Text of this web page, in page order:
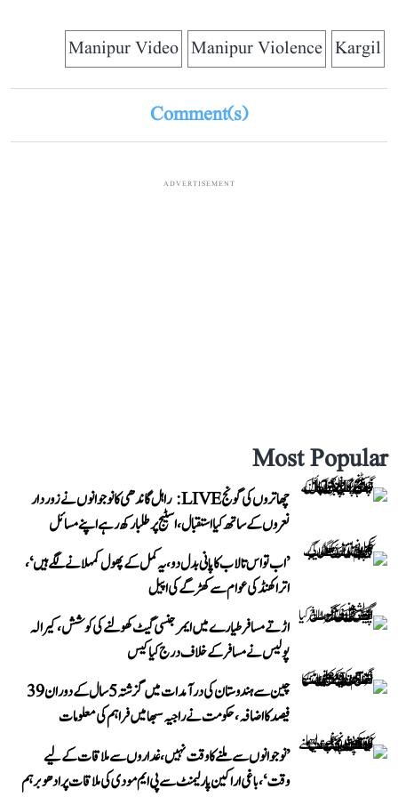
Kargil
Manipur Violence
Manipur Video
Comment(s)
ADVERTISEMENT
Most Popular
چھاتروں کی گونج LIVE: راہل گاندھی کا نوجوانوں نے زوردار
نعروں کے ساتھ کیا استقبال، اسٹیج پر طلبا رکھ رہے اپنے مسائل
’اب تو اس تالاب کا پانی بدل دو، یہ کمل کے پھول کمہلانے لگے ہیں‘،
اتراکھنڈ کی عوام سے کھڑگے کی اپیل
اڑتے مسافر طیارے میں ایمرجنسی گیٹ کھولنے کی کوشش، کیرالہ
پولیس نے مسافر کے خلاف درج کیا کیس
چین سے ہندوستان کی درآمدات میں گزشتہ 5 سال کے دوران 39
فیصد کا اضافہ، حکومت نے راجیہ سبھا میں فراہم کی معلومات
’نوجوانوں سے ملنے کا وقت نہیں، غداروں سے ملاقات کے لیے
وقت‘، باغی اراکین پارلیمنٹ سے پی ایم مودی کی ملاقات پر ادھو برہم